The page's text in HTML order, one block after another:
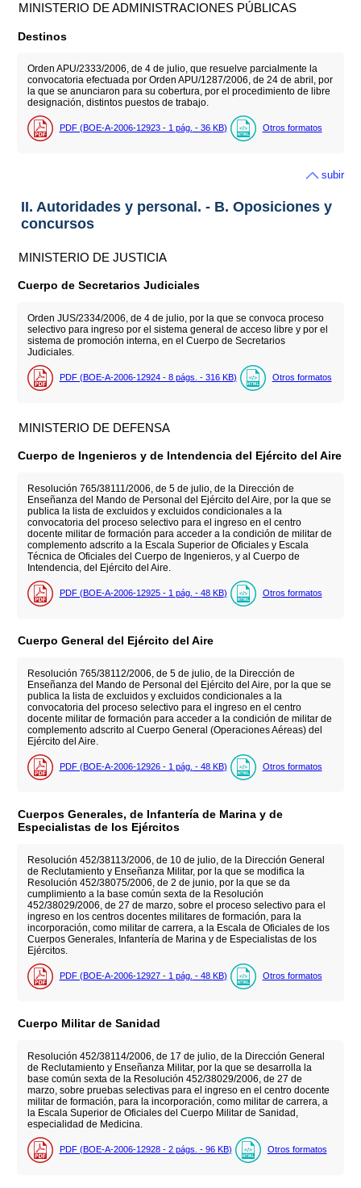
MINISTERIO DE ADMINISTRACIONES PÚBLICAS
Destinos
Orden APU/2333/2006, de 4 de julio, que resuelve parcialmente la
convocatoria efectuada por Orden APU/1287/2006, de 24 de abril, por
la que se anunciaron para su cobertura, por el procedimiento de libre
designación, distintos puestos de trabajo.
PDF (BOE-A-2006-12923 - 1 pág. - 36 KB) Otros formatos
subir
II. Autoridades y personal. - B. Oposiciones y
concursos
MINISTERIO DE JUSTICIA
Cuerpo de Secretarios Judiciales
Orden JUS/2334/2006, de 4 de julio, por la que se convoca proceso
selectivo para ingreso por el sistema general de acceso libre y por el
sistema de promoción interna, en el Cuerpo de Secretarios
Judiciales.
PDF (BOE-A-2006-12924 - 8 págs. - 316 KB) Otros formatos
MINISTERIO DE DEFENSA
Cuerpo de Ingenieros y de Intendencia del Ejército del Aire
Resolución 765/38111/2006, de 5 de julio, de la Dirección de
Enseñanza del Mando de Personal del Ejército del Aire, por la que se
publica la lista de excluidos y excluidos condicionales a la
convocatoria del proceso selectivo para el ingreso en el centro
docente militar de formación para acceder a la condición de militar de
complemento adscrito a la Escala Superior de Oficiales y Escala
Técnica de Oficiales del Cuerpo de Ingenieros, y al Cuerpo de
Intendencia, del Ejército del Aire.
PDF (BOE-A-2006-12925 - 1 pág. - 48 KB) Otros formatos
Cuerpo General del Ejército del Aire
Resolución 765/38112/2006, de 5 de julio, de la Dirección de
Enseñanza del Mando de Personal del Ejército del Aire, por la que se
publica la lista de excluidos y excluidos condicionales a la
convocatoria del proceso selectivo para el ingreso en el centro
docente militar de formación para acceder a la condición de militar de
complemento adscrito al Cuerpo General (Operaciones Aéreas) del
Ejército del Aire.
PDF (BOE-A-2006-12926 - 1 pág. - 48 KB) Otros formatos
Cuerpos Generales, de Infantería de Marina y de
Especialistas de los Ejércitos
Resolución 452/38113/2006, de 10 de julio, de la Dirección General
de Reclutamiento y Enseñanza Militar, por la que se modifica la
Resolución 452/38075/2006, de 2 de junio, por la que se da
cumplimiento a la base común sexta de la Resolución
452/38029/2006, de 27 de marzo, sobre el proceso selectivo para el
ingreso en los centros docentes militares de formación, para la
incorporación, como militar de carrera, a la Escala de Oficiales de los
Cuerpos Generales, Infantería de Marina y de Especialistas de los
Ejércitos.
PDF (BOE-A-2006-12927 - 1 pág. - 48 KB) Otros formatos
Cuerpo Militar de Sanidad
Resolución 452/38114/2006, de 17 de julio, de la Dirección General
de Reclutamiento y Enseñanza Militar, por la que se desarrolla la
base común sexta de la Resolución 452/38029/2006, de 27 de
marzo, sobre pruebas selectivas para el ingreso en el centro docente
militar de formación, para la incorporación, como militar de carrera, a
la Escala Superior de Oficiales del Cuerpo Militar de Sanidad,
especialidad de Medicina.
PDF (BOE-A-2006-12928 - 2 págs. - 96 KB) Otros formatos